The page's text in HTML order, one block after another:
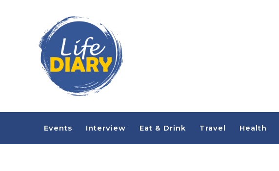
Events Interview Eat & Drink Travel Health